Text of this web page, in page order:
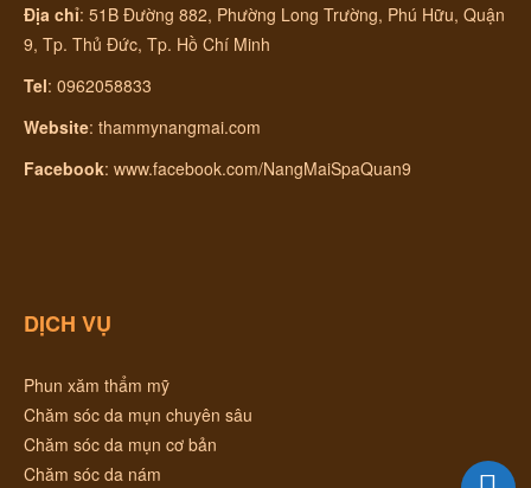
Địa chỉ: 51B Đường 882, Phường Long Trường, Phú Hữu, Quận
9, Tp. Thủ Đức, Tp. Hồ Chí Minh
Tel: 0962058833
Website: thammynangmai.com
Facebook: www.facebook.com/NangMaiSpaQuan9
DỊCH VỤ
Phun xăm thẩm mỹ
Chăm sóc da mụn chuyên sâu
Chăm sóc da mụn cơ bản
Chăm sóc da nám